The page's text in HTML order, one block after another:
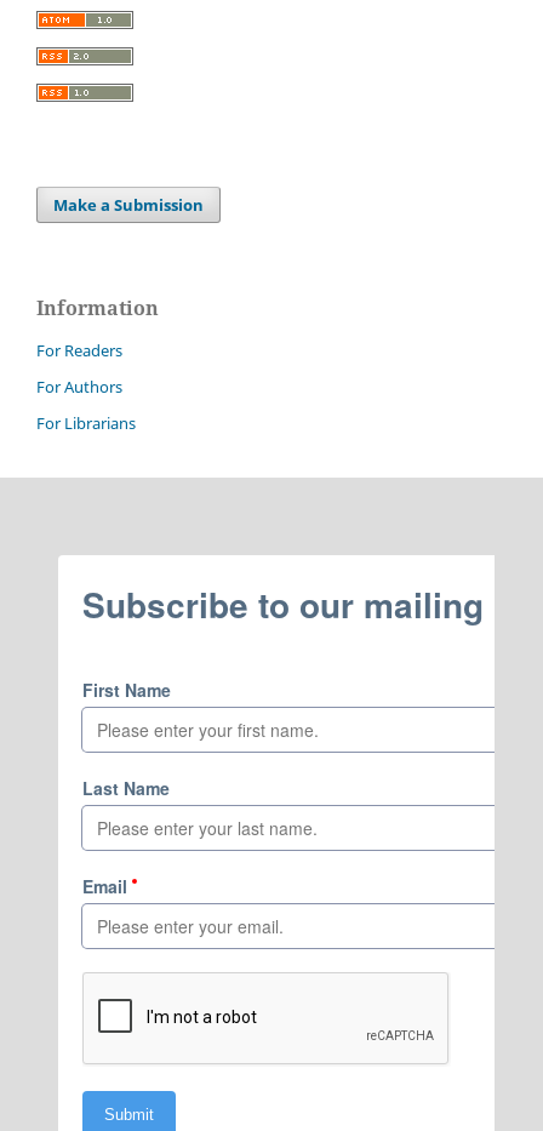
Make a Submission
Information
For Readers
For Authors
For Librarians